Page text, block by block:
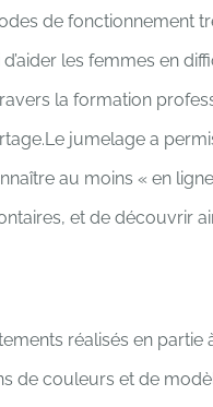
de fonctionnement
les femmes en
la formation
jumelage a
au moins « en
et de découvrir
réalisés en partie
de couleurs et de